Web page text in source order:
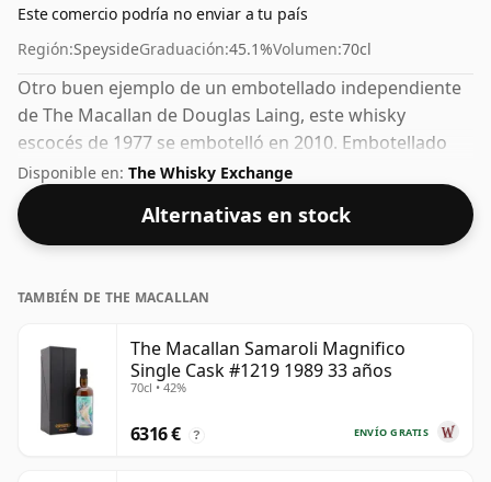
Este comercio podría no enviar a tu país
Región:SpeysideGraduación:45.1%Volumen:70cl
Otro buen ejemplo de un embotellado independiente
de The Macallan de Douglas Laing, este whisky
escocés de 1977 se embotelló en 2010. Embotellado
con la concentración cada vez más popular del 45,1%,
que es un ABV para beber respetable.
Disponible en: The Whisky Exchange
Alternativas en stock
TAMBIÉN DE THE MACALLAN
The Macallan Samaroli Magnifico
Single Cask #1219 1989 33 años
70cl • 42%
ENVÍO GRATIS
6316 € ?